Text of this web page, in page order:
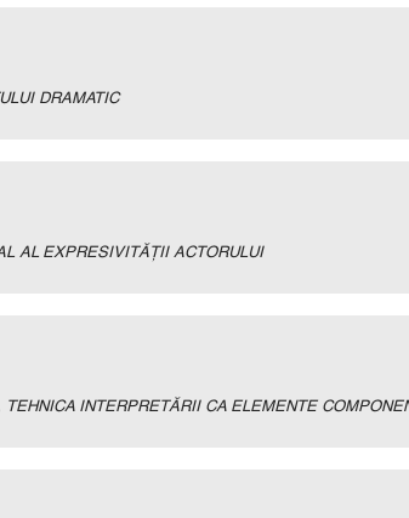
DRAMATIC
AL EXPRESIVITĂŢII ACTORULUI
INTERPRETĂRII CA ELEMENTE